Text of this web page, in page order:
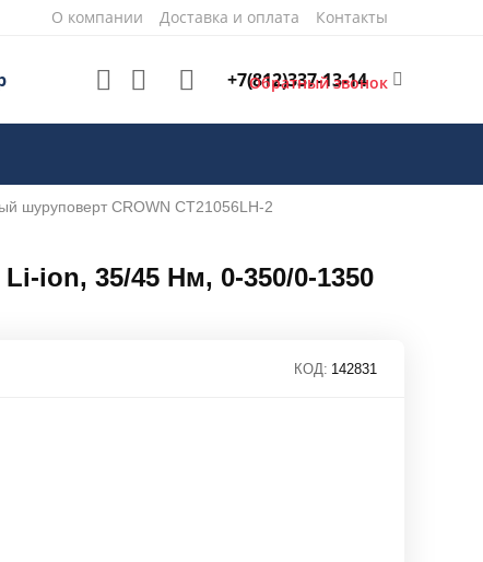
О компании Доставка и оплата Контакты
+7(812)337-13-14
Обратный звонок
шуруповерт CROWN CT21056LH-2
ion, 35/45 Нм, 0-350/0-1350
КОД: 142831